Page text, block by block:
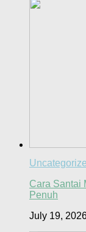
Cara Santai
Penuh
July 19,